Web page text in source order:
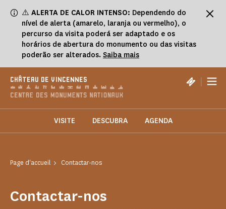
⚠️ ALERTA DE CALOR INTENSO: Dependendo do
nível de alerta (amarelo, laranja ou vermelho), o
percurso da visita poderá ser adaptado e os
horários de abertura do monumento ou das visitas
poderão ser alterados. Saiba mais
CHÂTEAU DE VINCENNES |
VISITE DESCUBRA AGENDA
Page d'accueil Contactar-nos
Contactar-nos